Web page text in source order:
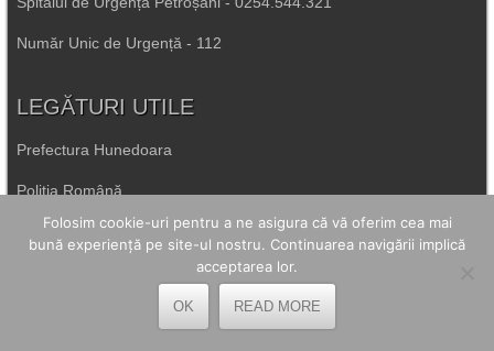
Număr Unic de Urgență - 112
LEGĂTURI UTILE
Prefectura Hunedoara
Poliția Română
Inspectoratul Școlar Hunedoara
Consiliul Județean Hunedoara
Folosim cookie-uri pentru a ne asigura că vă oferim cea mai
bună experiență pe site-ul nostru. Continuarea navigării implică
acceptarea lor.
OK READ MORE